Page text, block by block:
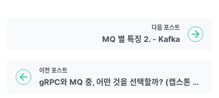
이전 포스트
gRPC와 MQ 중, 어떤 것을 선택할까? (캡스톤 디자인 Review)
다음 포스트
MQ 별 특징 2. - Kafka